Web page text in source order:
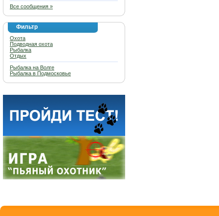
Все сообщения »
Фильтр
Охота
Подводная охота
Рыбалка
Отдых
Рыбалка на Волге
Рыбалка в Подмосковье